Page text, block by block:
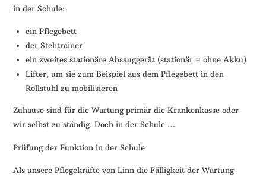
in der Schule:
ein Pflegebett
der Stehtrainer
ein zweites stationäre Absauggerät (stationär = ohne Akku)
Lifter, um sie zum Beispiel aus dem Pflegebett in den
Rollstuhl zu mobilisieren
Zuhause sind für die Wartung primär die Krankenkasse oder
wir selbst zu ständig. Doch in der Schule …
Prüfung der Funktion in der Schule
Als unsere Pflegekräfte von Linn die Fälligkeit der Wartung